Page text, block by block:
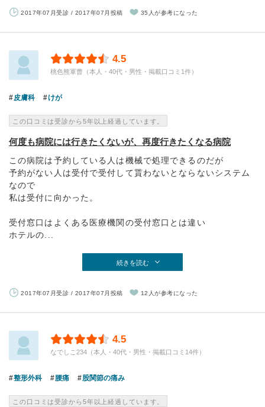
2017年07月受診 / 2017年07月投稿 35人が参考になった
4.5
桃色熊軍曹（本人・40代・男性・掲載口コミ1件）
皮膚科 けが
この口コミは受診から5年以上経過しています。
何度も病院には行きたくないが、再度行きたくなる病院
この病院は予約している人は機械で処理できるのだが
予約がない人は受付で受付して貰わないとならないシステム
なので
私は受付に向かった。
受付窓口はよくある医療機関の受付窓口とは違い
ホテルの...
続きを読む
2017年07月受診 / 2017年07月投稿 12人が参考になった
4.5
なでしこ234（本人・40代・男性・掲載口コミ14件）
整形外科 腰痛 股関節の痛み
この口コミは受診から5年以上経過しています。